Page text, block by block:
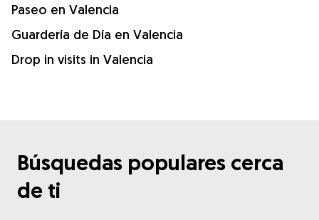
Paseo en Valencia
Guardería de Día en Valencia
Drop in visits in Valencia
Búsquedas populares cerca
de ti